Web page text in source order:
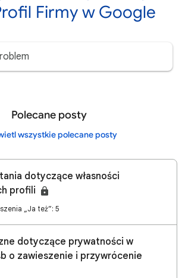
Firmy w Google
Polecane posty
wszystkie polecane posty
dotyczące własności
profili
„Ja też”: 5
dotyczące prywatności w
o zawieszenie i przywrócenie